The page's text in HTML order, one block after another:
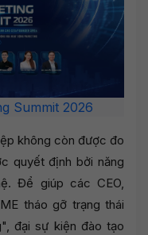
Summit 2026
không còn được đo
quyết định bởi năng
Để giúp các CEO,
tháo gỡ trạng thái
đại sự kiện đào tạo